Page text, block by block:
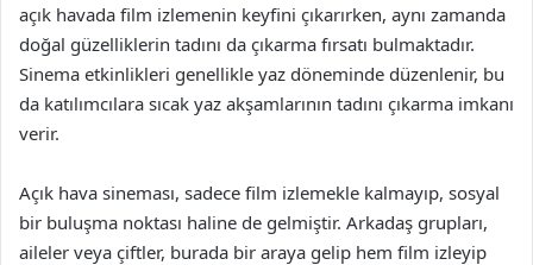
açık havada film izlemenin keyfini çıkarırken, aynı zamanda
doğal güzelliklerin tadını da çıkarma fırsatı bulmaktadır.
Sinema etkinlikleri genellikle yaz döneminde düzenlenir, bu
da katılımcılara sıcak yaz akşamlarının tadını çıkarma imkanı
verir.
Açık hava sineması, sadece film izlemekle kalmayıp, sosyal
bir buluşma noktası haline de gelmiştir. Arkadaş grupları,
aileler veya çiftler, burada bir araya gelip hem film izleyip